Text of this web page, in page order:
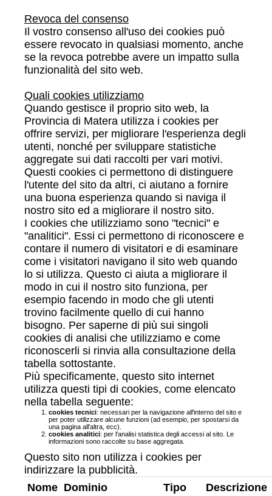
Revoca del consenso
Il vostro consenso all'uso dei cookies può
essere revocato in qualsiasi momento, anche
se la revoca potrebbe avere un impatto sulla
funzionalità del sito web.
Quali cookies utilizziamo
Quando gestisce il proprio sito web, la
Provincia di Matera utilizza i cookies per
offrire servizi, per migliorare l'esperienza degli
utenti, nonché per sviluppare statistiche
aggregate sui dati raccolti per vari motivi.
Questi cookies ci permettono di distinguere
l'utente del sito da altri, ci aiutano a fornire
una buona esperienza quando si naviga il
nostro sito ed a migliorare il nostro sito.
I cookies che utilizziamo sono "tecnici" e
"analitici". Essi ci permettono di riconoscere e
contare il numero di visitatori e di esaminare
come i visitatori navigano il sito web quando
lo si utilizza. Questo ci aiuta a migliorare il
modo in cui il nostro sito funziona, per
esempio facendo in modo che gli utenti
trovino facilmente quello di cui hanno
bisogno. Per saperne di più sui singoli
cookies di analisi che utilizziamo e come
riconoscerli si rinvia alla consultazione della
tabella sottostante.
Più specificamente, questo sito internet
utilizza questi tipi di cookies, come elencato
nella tabella seguente:
cookies tecnici: necessari per la navigazione all'interno del sito e
per poter utilizzare alcune funzioni (ad esempio, per spostarsi da
una pagina all'altra, ecc).
cookies analitici: per l'analisi statistica degli accessi al sito. Le
informazioni sono raccolte su base aggregata.
Questo sito non utilizza i cookies per
indirizzare la pubblicità.
Nome Dominio
Tipo
Descrizione